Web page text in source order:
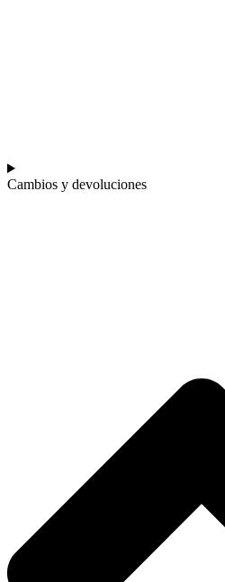
Cambios y devoluciones